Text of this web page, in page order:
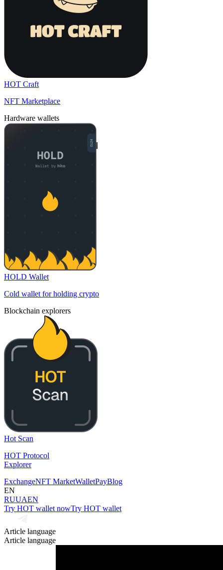
HOT Craft
NFT Marketplace
Hardware wallets
HOLD Wallet
Cold wallet for holding crypto
Blockchain explorers
Hot Scan
HOT Protocol
Explorer
ExchangeNFT MarketWalletPayBlog
EN
RUUAEN
Try HOT wallet nowTry HOT wallet
Article language
Article language